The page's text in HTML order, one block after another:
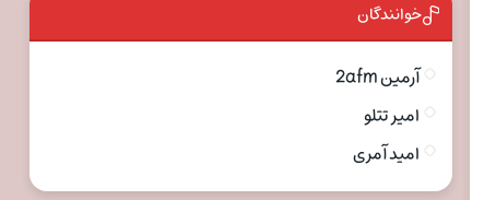
خوانندگان
آرمین 2afm
امیر تتلو
امید آمری